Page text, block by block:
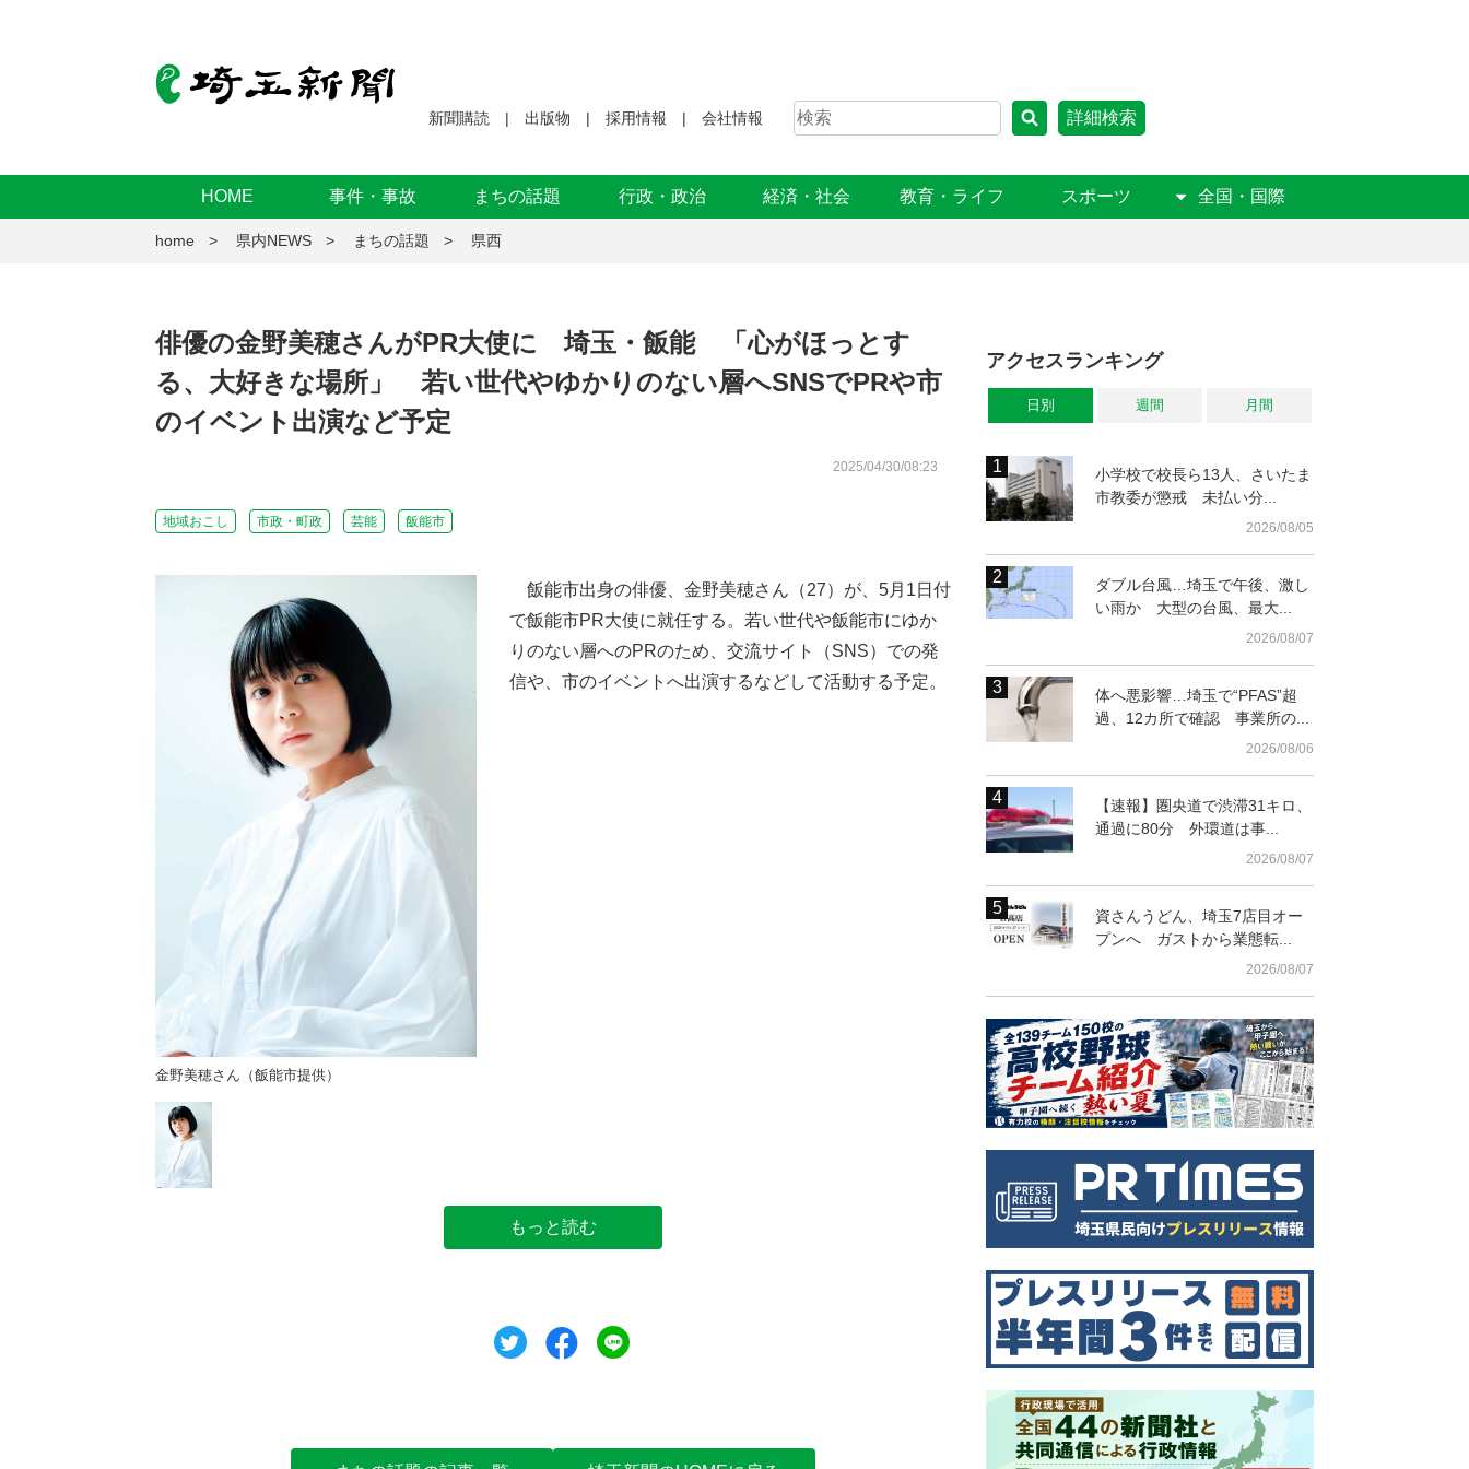
新聞購読 出版物 採用情報 会社情報 詳細検索
HOME 事件・事故 まちの話題 行政・政治 経済・社会 教育・ライフ スポーツ 全国・国際
home 県内NEWS まちの話題 県西
俳優の金野美穂さんがPR大使に 埼玉・飯能 「心がほっとす
る、大好きな場所」 若い世代やゆかりのない層へSNSでPRや市
のイベント出演など予定
2025/04/30/08:23
地域おこし 市政・町政 芸能 飯能市
金野美穂さん（飯能市提供）
飯能市出身の俳優、金野美穂さん（27）が、5月1日付
で飯能市PR大使に就任する。若い世代や飯能市にゆか
りのない層へのPRのため、交流サイト（SNS）での発
信や、市のイベントへ出演するなどして活動する予定。
もっと読む
ツイートシェア
アクセスランキング
日別 週間 月間
小学校で校長ら13人、さいたま
市教委が懲戒 未払い分...
2026/08/05
ダブル台風…埼玉で午後、激し
い雨か 大型の台風、最大...
2026/08/07
体へ悪影響…埼玉で“PFAS”超
過、12カ所で確認 事業所の...
2026/08/06
【速報】圏央道で渋滞31キロ、
通過に80分 外環道は事...
2026/08/07
資さんうどん、埼玉7店目オー
プンへ ガストから業態転...
2026/08/07